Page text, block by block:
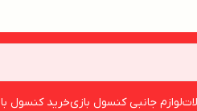
لوازم جانبی کنسول بازیخرید کنسول